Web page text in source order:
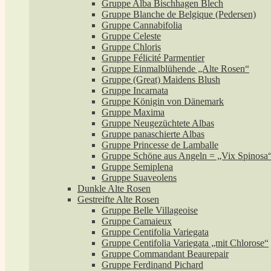
Gruppe Alba Bischhagen Blech
Gruppe Blanche de Belgique (Pedersen)
Gruppe Cannabifolia
Gruppe Celeste
Gruppe Chloris
Gruppe Félicité Parmentier
Gruppe Einmalblühende „Alte Rosen“
Gruppe (Great) Maidens Blush
Gruppe Incarnata
Gruppe Königin von Dänemark
Gruppe Maxima
Gruppe Neugezüchtete Albas
Gruppe panaschierte Albas
Gruppe Princesse de Lamballe
Gruppe Schöne aus Angeln = „Vix
Gruppe Semiplena
Gruppe Suaveolens
Dunkle Alte Rosen
Gestreifte Alte Rosen
Gruppe Belle Villageoise
Gruppe Camaieux
Gruppe Centifolia Variegata
Gruppe Centifolia Variegata „mit Chlorose“
Gruppe Commandant Beaurepair
Gruppe Ferdinand Pichard